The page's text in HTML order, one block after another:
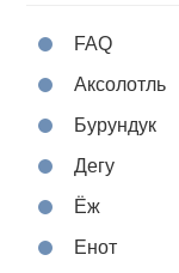
FAQ
Аксолотль
Бурундук
Дегу
Ёж
Енот